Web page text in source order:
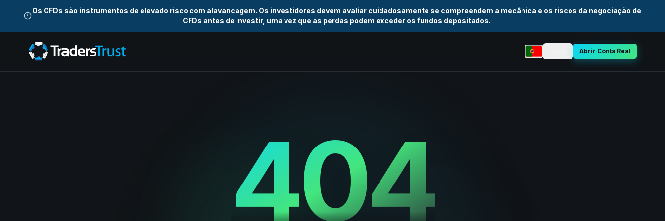
Os CFDs são instrumentos de elevado risco com alavancagem. Os investidores devem avaliar cuidadosamente se compreendem a mecânica e os riscos da negociação de
CFDs antes de investir, uma vez que as perdas podem exceder os fundos depositados.
Selecionar idioma
Abrir Conta Real
404